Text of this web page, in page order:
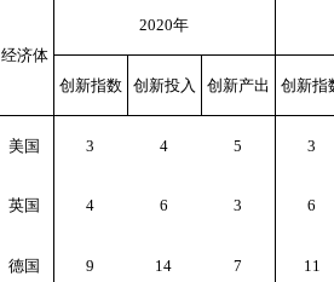
经济体
2020年
创新指数 创新投入 创新产出 创新指
美国 3 4 5 3
英国 4 6 3 6
德国 9 14 7 11